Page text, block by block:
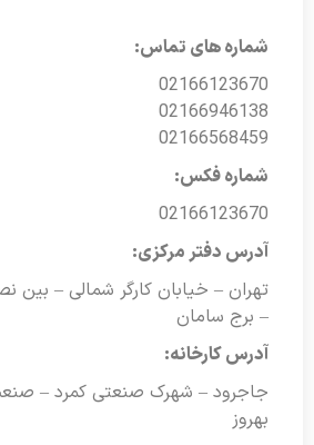
شماره های تماس:
02166123670
02166946138
02166568459
شماره فکس:
02166123670
آدرس دفتر مرکزی:
تهران – خیابان کارگر شمالی – بین
– برج سامان
آدرس کارخانه:
جاجرود – شهرک صنعتی کمرد –
بهروز